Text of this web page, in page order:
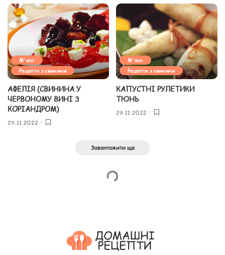
М'ясо
Рецепти з свинини
АФЕЛІЯ (СВИНИНА У
ЧЕРВОНОМУ ВИНІ З
КОРІАНДРОМ)
29.11.2022
М'ясо
Рецепти з свинини
КАПУСТНІ РУЛЕТИКИ
ТЮНЬ
29.11.2022
Завантажити ще